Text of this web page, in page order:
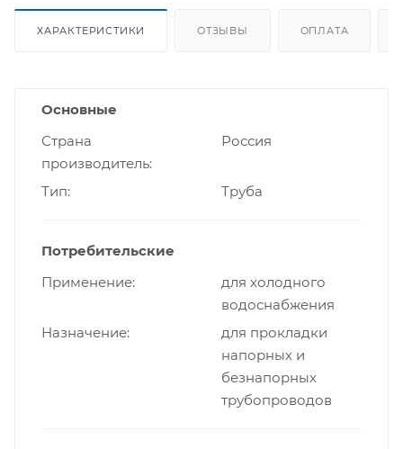
ХАРАКТЕРИСТИКИ ОТЗЫВЫ ОПЛАТА
Основные
Страна
производитель
Россия
Тип Труба
Потребительские
Применение
для холодного
водоснабжения
Назначение
для прокладки
напорных и
безнапорных
трубопроводов